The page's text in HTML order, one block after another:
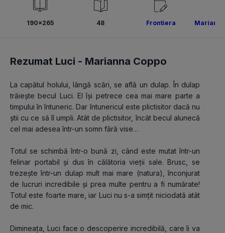
190x265 48 Frontiera
Rezumat Luci - Marianna Coppo
La capătul holului, lângă scări, se află un dulap. În dulap
trăiește becul Luci. El își petrece cea mai mare parte a
timpului în întuneric. Dar întunericul este plictisitor dacă nu
știi cu ce să îl umpli. Atât de plictisitor, încât becul alunecă
cel mai adesea într-un somn fără vise…
Totul se schimbă într-o bună zi, când este mutat într-un
felinar portabil și dus în călătoria vieții sale. Brusc, se
trezește într-un dulap mult mai mare (natura), înconjurat
de lucruri incredibile și prea multe pentru a fi numărate!
Totul este foarte mare, iar Luci nu s-a simțit niciodată atât
de mic.
Dimineața, Luci face o descoperire incredibilă, care îi va